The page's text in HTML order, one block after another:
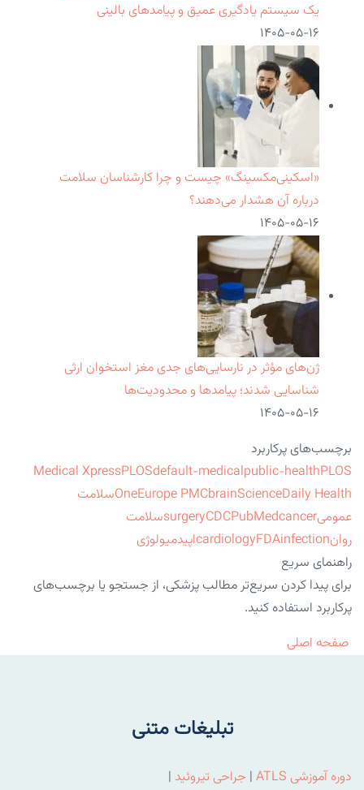
یک سیستم یادگیری عمیق و پیامدهای بالینی
۱۴۰۵-۰۵-۱۶
«اسکینی‌مکسینگ» چیست و چرا کارشناسان سلامت
درباره آن هشدار می‌دهند؟
۱۴۰۵-۰۵-۱۶
ژن‌های مؤثر در نارسایی‌های جدی مغز استخوان ارثی
شناسایی شدند؛ پیامدها و محدودیت‌ها
۱۴۰۵-۰۵-۱۶
برچسب‌های پرکاربرد
Medical XpressPLOSdefault-medicalpublic-healthPLOS
OneEurope PMCbrainScienceDaily Health
سلامت
عمومی
surgeryCDCPubMedcancer
سلامت
روان
cardiologyFDAinfection
اپیدمیولوژی
راهنمای سریع
برای پیدا کردن سریع‌تر مطالب پزشکی، از جستجو یا برچسب‌های
پرکاربرد استفاده کنید.
صفحه اصلی
تبلیغات متنی
دوره آموزشی ATLS | جراحی تیروئید |